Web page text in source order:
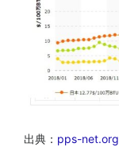
出典： pps-net.org